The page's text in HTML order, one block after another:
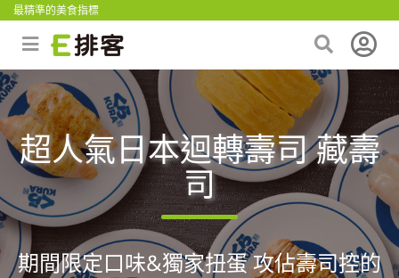
最精準的美食指標
超人氣日本迴轉壽司 藏壽
司
期間限定口味&獨家扭蛋 攻佔壽司控的